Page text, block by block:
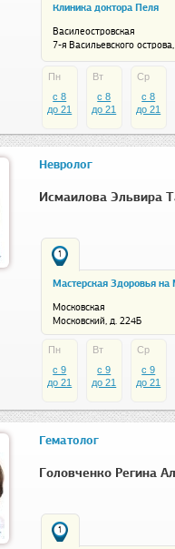
Клиника доктора Пеля
Василеостровская
7-я Васильевского
18, лит. А
Пн
c 8
до 21
Вт
c 8
до 21
Ср
c 8
до 21
Невролог
Исмаилова Эльвира
1
Мастерская Здоровья на
Московская
Московский, д. 224Б
Пн
c 9
до 21
Вт
c 9
до 21
Ср
c 9
до 21
Гематолог
Головченко Регина
1